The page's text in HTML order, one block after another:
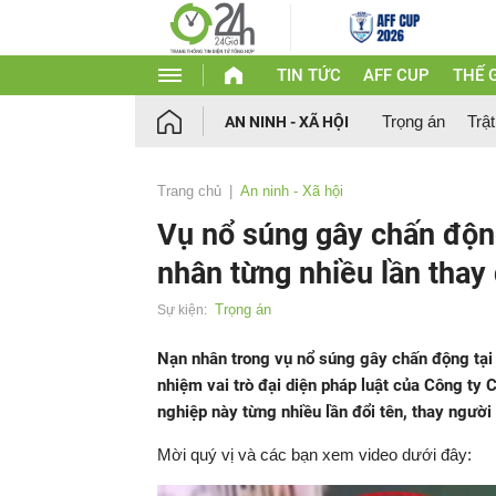
TIN TỨC AFF CUP THẾ
AN NINH - XÃ HỘI Trọng án
Trang chủ An ninh - Xã hội
Vụ nổ súng gây chấn
nhân từng nhiều lần thay
Sự kiện: Trọng án
Nạn nhân trong vụ nổ súng gây chấn động
nhiệm vai trò đại diện pháp luật của Công ty
nghiệp này từng nhiều lần đổi tên, thay
Mời quý vị và các bạn xem video dưới đây: